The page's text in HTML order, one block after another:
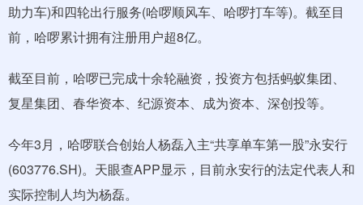
助力车)和四轮出行服务(哈啰顺风车、哈啰打车等)。截至目
前，哈啰累计拥有注册用户超8亿。
截至目前，哈啰已完成十余轮融资，投资方包括蚂蚁集团、
复星集团、春华资本、纪源资本、成为资本、深创投等。
今年3月，哈啰联合创始人杨磊入主“共享单车第一股”永安行
(603776.SH)。天眼查APP显示，目前永安行的法定代表人和
实际控制人均为杨磊。